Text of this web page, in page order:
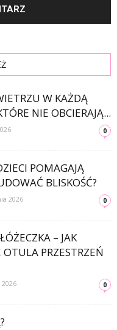
W KAŻDĄ
NIE OBCIERAJĄ...
0
POMAGAJĄ
BLISKOŚĆ?
2026 0
– JAK
PRZESTRZEŃ
0